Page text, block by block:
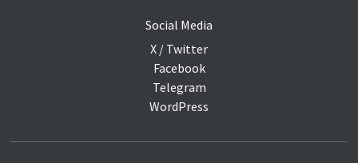
Social Media
X / Twitter
Facebook
Telegram
WordPress